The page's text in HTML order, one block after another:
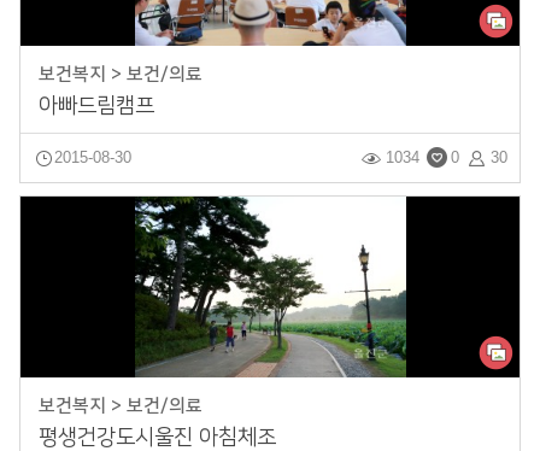
보건복지 > 보건/의료
아빠드림캠프
2015-08-30 30
0
1034
보건복지 > 보건/의료
평생건강도시울진 아침체조